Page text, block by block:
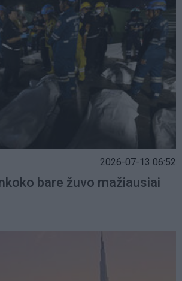
2026-07-13 06:52
bare žuvo mažiausiai